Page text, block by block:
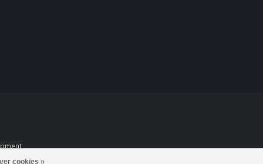
cookies »